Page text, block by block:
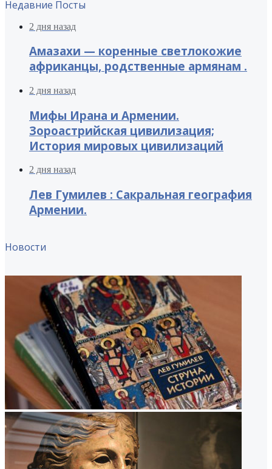
Недавние Посты
2 дня назад
Амазахи — коренные светлокожие
африканцы, родственные армянам .
2 дня назад
Мифы Ирана и Армении.
Зороастрийская цивилизация;
История мировых цивилизаций
2 дня назад
Лев Гумилев : Сакральная география
Армении.
Новости